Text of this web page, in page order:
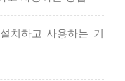
치하고 사용하는 기